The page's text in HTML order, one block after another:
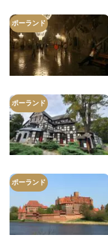
ポーランド
ポーランド
ポーランド